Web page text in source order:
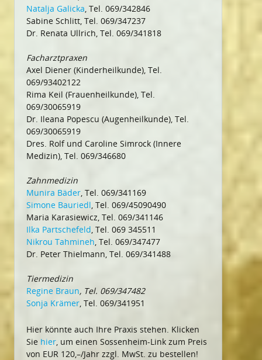
Natalja Galicka, Tel. 069/342846
Sabine Schlitt, Tel. 069/347237
Dr. Renata Ullrich, Tel. 069/341818
Facharztpraxen
Axel Diener (Kinderheilkunde), Tel.
069/93402122
Rima Keil (Frauenheilkunde), Tel.
069/30065919
Dr. Ileana Popescu (Augenheilkunde), Tel.
069/30065919
Dres. Rolf und Caroline Simrock (Innere
Medizin), Tel. 069/346680
Zahnmedizin
Munira Bäder, Tel. 069/341169
Simone Bauriedl, Tel. 069/45090490
Maria Karasiewicz, Tel. 069/341146
Ilka Partschefeld, Tel. 069 345511
Nikrou Tahmineh, Tel. 069/347477
Dr. Peter Thielmann, Tel. 069/341488
Tiermedizin
Regine Braun, Tel. 069/347482
Sonja Krämer, Tel. 069/341951
Hier könnte auch Ihre Praxis stehen. Klicken
Sie hier, um einen Sossenheim-Link zum Preis
von EUR 120,–/Jahr zzgl. MwSt. zu bestellen!